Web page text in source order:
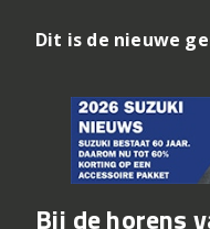
Dit is de nieuwe
Bij de horens